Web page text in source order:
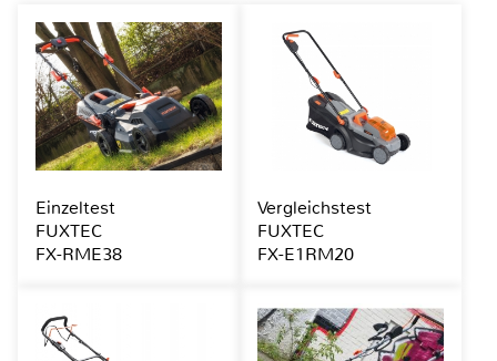
Einzeltest
FUXTEC
FX-RME38
Vergleichstest
FUXTEC
FX-E1RM20